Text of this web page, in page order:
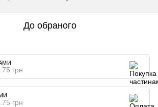
До обраного
грн
грн